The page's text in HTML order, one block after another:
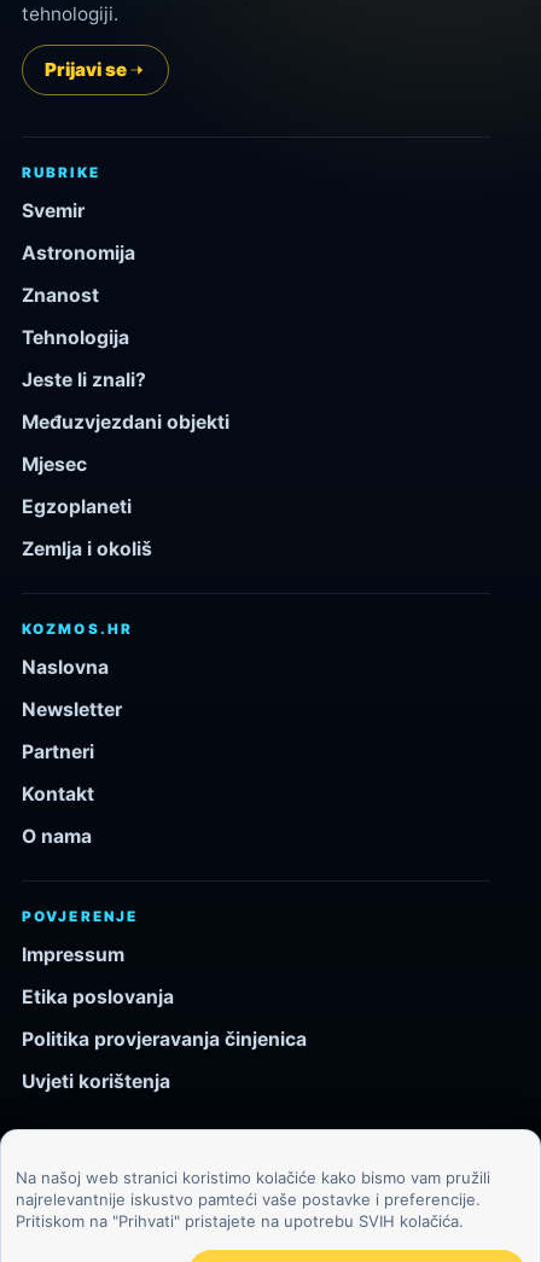
tehnologiji.
Prijavi se
RUBRIKE
Svemir
Astronomija
Znanost
Tehnologija
Jeste li znali?
Međuzvjezdani objekti
Mjesec
Egzoplaneti
Zemlja i okoliš
KOZMOS.HR
Naslovna
Newsletter
Partneri
Kontakt
O nama
POVJERENJE
Impressum
Etika poslovanja
Politika provjeravanja činjenica
Uvjeti korištenja
© 2026 Kozmos.hr. Sva prava pridržana.
Svemir, znanost, tehnologija i velike ideje za znatiželjne
čitatelje.
Na našoj web stranici koristimo kolačiće kako bismo vam pružili
najrelevantnije iskustvo pamteći vaše postavke i preferencije.
Pritiskom na "Prihvati" pristajete na upotrebu SVIH kolačića.